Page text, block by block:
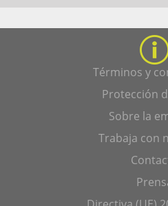
Términos y
Protección
Sobre la
Trabaja con